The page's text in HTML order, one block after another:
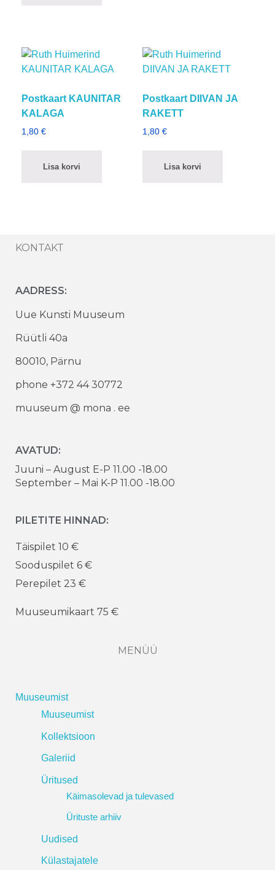
Postkaart KAUNITAR
KALAGA
1,80 €
Lisa korvi
Postkaart DIIVAN JA
RAKETT
1,80 €
Lisa korvi
KONTAKT
AADRESS:
Uue Kunsti Muuseum
Rüütli 40a
80010, Pärnu
phone +372 44 30772
muuseum @ mona . ee
AVATUD:
Juuni – August E-P 11.00 -18.00
September – Mai K-P 11.00 -18.00
PILETITE HINNAD:
Täispilet 10 €
Sooduspilet 6 €
Perepilet 23 €
Muuseumikaart 75 €
MENÜÜ
Muuseumist
Muuseumist
Kollektsioon
Galeriid
Üritused
Käimasolevad ja tulevased
Ürituste arhiiv
Uudised
Külastajatele